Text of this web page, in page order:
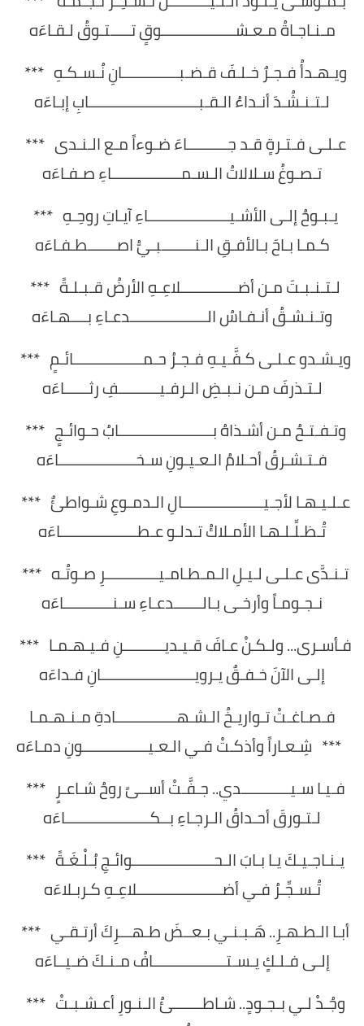
مـنـاجـاةُ مـعـشــــــــــــــــــوقٍ تـــــتـوقُ لـقـاءَه
ويـهـدأُ فـجـرٌ خـلـفَ قـضـبــــــــــــــانِ نُـسـكـهِ ***
لـتـنـشُـدَ أنـداءُ الـقـبـــــــــــــــــــــــــــابِ إبـاءَه
عـلـى فـتـرةٍ قـد جــــــــــاءَ ضـوءاً مـع الـنـدى ***
تـصـوغُ سـلالاتُ الـسـمـــــــــــــــــاءِ صـفـاءَه
يـبـوحُ إلـى الأشـيــــــــــــــــــــاءِ آيـاتِ روحِـهِ ***
كـمـا بـاحَ بـالأفـقِ الـنــــــــبـيُّ اصـــــــطـفـاءَه
لـتـنـبـتَ مـن أضــــــــــــــلاعِـهِ الأرضُ قـبـلـةً ***
وتـنـشـقُ أنـفـاسُ الـــــــــــــــــــدعـاءِ بــــهـاءَه
ويـشـدو عـلـى كـفَّـيـهِ فـجـرُ حـمـــــــــــــــــائـمٍ ***
لـتـذرفَ مـن نـبـضِ الـرفـيــــــــــفِ رثــــــاءَه
وتـفـتـحُ مـن أشـذاهُ بـــــــــــــــــــــــابُ حـوائـجٍ ***
فـتـشـرقُ أحـلامُ الـعـيـونِ سـخـــــــــــــــــــاءَه
عـلـيـهـا لأجـيــــــــــــــــــــالِ الـدمـوعِ شـواطئٌ ***
تُـظـلِّـلـهـا الأمـلاكُ تـدلـو عـطـــــــــــــــــــاءَه
تـنـدَّى عـلـى لـيـلِ الـمـطـامـيـــــــــــــرِ صـوتُـه ***
نـجـومـاً وأرخـى بـالـــــــدعـاءِ سـنــــــــــــاءَه
فـأسـرى... ولـكـنْ عـافَ قـيـديــــــــــنِ فـيـهـمـا ***
إلـى الآنَ خـفـقٌ يـرويـــــــــــــــــــــــانِ فـداءَه
فـصـاغـتْ تـواريـخُ الـشـهـــــــــــــــادةِ مـنـهـمـا
*** شِـعـاراً وأذكـتْ فـي الـعـيــــــــــــــــونِ دمـاءَه
فـيـا سـيــــــــــــدي.. جـفَّـتْ أســىً روحُ شـاعـرٍ ***
لـتـورقَ أحـداقُ الـرجـاءِ بــكـــــــــــــــــــــاءَه
يـنـاجـيـكَ يـا بـابَ الـحــــــــــــــــــــوائـجِ بُـلْـغَـةً ***
تُـسـجِّـرُ فـي أضـــــــــــــــــــــلاعِـهِ كـربـلاءَه
أبـا الـطـهـرِ.. هَـبـنـي بـعــضَ طـهـــرِكَ أرتـقـي ***
إلـى فـلـكٍ يـسـتــــــــــــــــــافُ مـنـكَ ضـيــاءَه
وجُـدْ لـي بـجـودٍ.. شـاطـــــــئُ الـنـورِ أعـشـبـتْ ***